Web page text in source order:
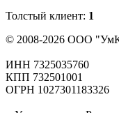
Толстый клиент: 1
© 2008-2026 ООО
ИНН 7325035760
КПП 732501001
ОГРН 1027301183326